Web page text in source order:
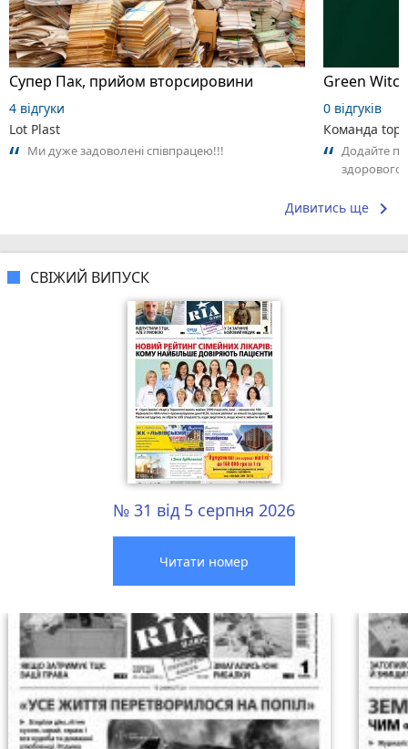
Супер Пак, прийом вторсировини
4 відгуки
Lot Plast
Ми дуже задоволені співпрацею!!!
Green
0 відгуків
Команда
Додайте
здорового
Дивитись ще keyboard_arrow_right
СВІЖИЙ ВИПУСК
№ 31 від 5 серпня 2026
Читати номер